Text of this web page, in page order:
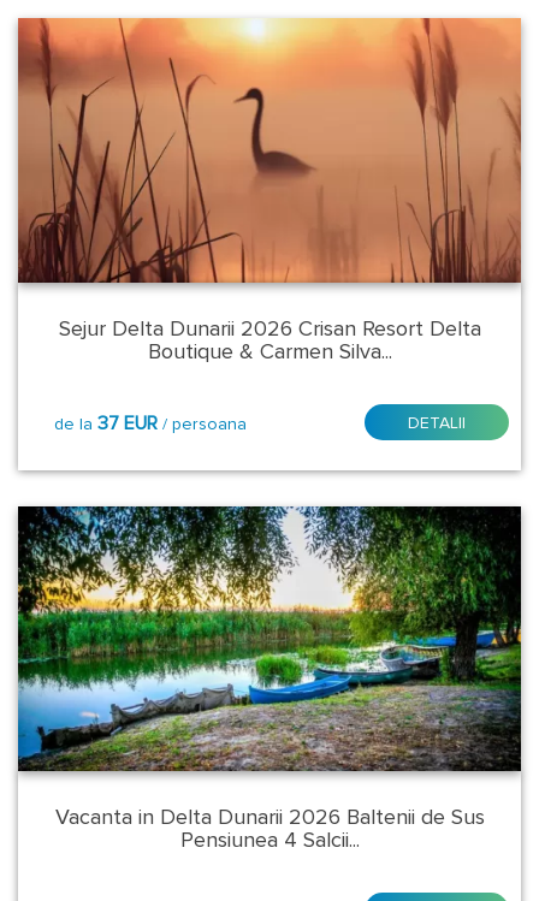
Visina
Stele:
5*
Plecare:
1
noapte
2
nopti
3
nopti
Tip
transport:
Sejur Delta Dunarii 2026 Crisan Resort Delta
Boutique & Carmen Silva...
de la 37 EUR/ persoana DETALII
Vacanta in Delta Dunarii 2026 Baltenii de Sus
Pensiunea 4 Salcii...